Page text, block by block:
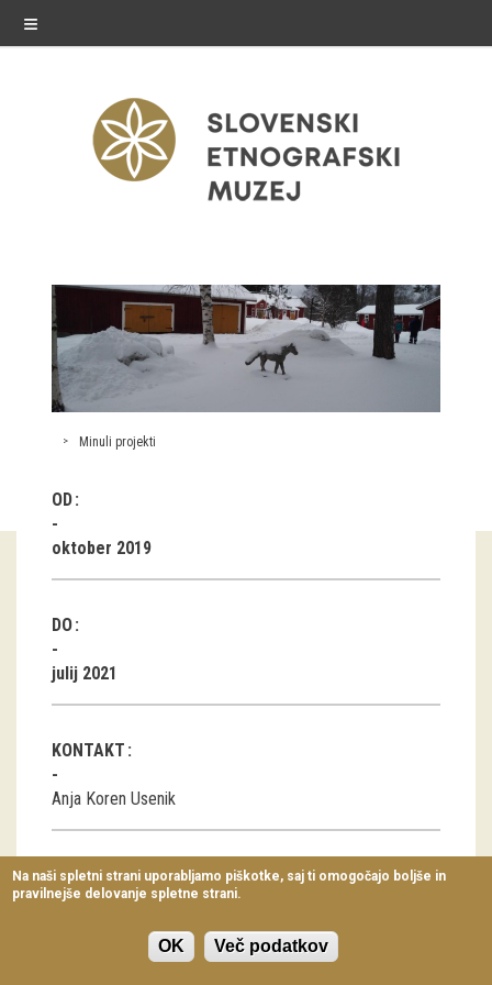
≡
razstave
Stalne razstave
Občasne razstave
Virtualni sprehodi
Razstavni projekti
Arhiv razstav
dogodki
Koledar dogodkov
Prireditve
Predavanja
Delavnice
Vodeni ogledi
Minuli projekti
OD
oktober 2019
DO
julij 2021
KONTAKT
Anja Koren Usenik
DATOTEKE
Poročilo o usposabljanju na Finskem (docx, 15 KB)
Na naši spletni strani uporabljamo piškotke, saj ti omogočajo boljše in
pravilnejše delovanje spletne strani.
OK Več podatkov